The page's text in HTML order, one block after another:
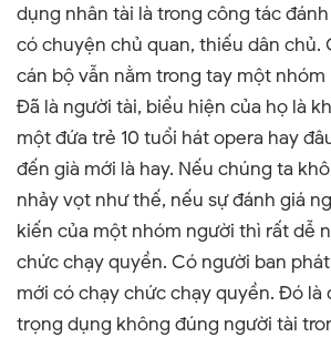
dụng nhân tài là trong công tác
có chuyện chủ quan, thiếu dân chủ.
cán bộ vẫn nằm trong tay một nhóm
Đã là người tài, biểu hiện của họ là
một đứa trẻ 10 tuổi hát opera hay
đến già mới là hay. Nếu chúng ta
nhảy vọt như thế, nếu sự đánh giá
kiến của một nhóm người thì rất dễ
chức chạy quyền. Có người ban
mới có chạy chức chạy quyền. Đó là
trọng dụng không đúng người tài